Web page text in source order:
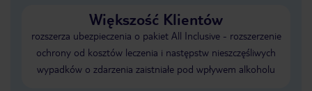
Większość Klientów
rozszerza ubezpieczenia o pakiet All Inclusive - rozszerzenie
ochrony od kosztów leczenia i następstw nieszczęśliwych
wypadków o zdarzenia zaistniałe pod wpływem alkoholu